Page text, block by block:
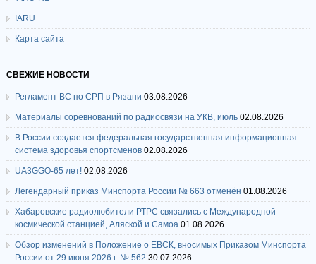
IARU
Карта сайта
СВЕЖИЕ НОВОСТИ
Регламент ВС по СРП в Рязани 03.08.2026
Материалы соревнований по радиосвязи на УКВ, июль 02.08.2026
В России создается федеральная государственная информационная
система здоровья спортсменов 02.08.2026
UA3GGO-65 лет! 02.08.2026
Легендарный приказ Минспорта России № 663 отменён 01.08.2026
Хабаровские радиолюбители РТРС связались с Международной
космической станцией, Аляской и Самоа 01.08.2026
Обзор изменений в Положение о ЕВСК, вносимых Приказом Минспорта
России от 29 июня 2026 г. № 562 30.07.2026